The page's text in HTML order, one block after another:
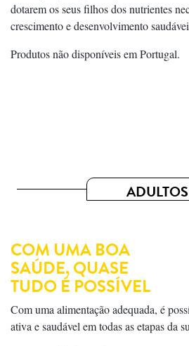
dotarem os seus filhos dos nutrientes
crescimento e desenvolvimento
Produtos não disponíveis em Portugal.
ADULTOS
COM UMA BOA
SAÚDE, QUASE
TUDO É POSSÍVEL
Com uma alimentação adequada, é
ativa e saudável em todas as etapas da